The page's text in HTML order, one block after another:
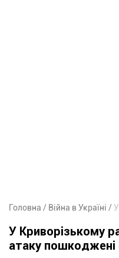
Головна Війна в Україні
У Криворізькому
атаку